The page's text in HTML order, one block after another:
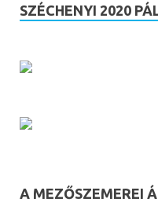
SZÉCHENYI 2020
A MEZŐSZEMEREI